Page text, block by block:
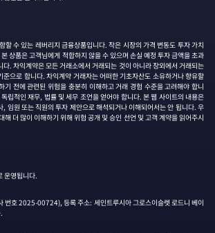
할 수 있는 레버리지 금융상품입니다. 작은 시장의 가격 변동도 투자 가치
상품은 고객님에게 적합하지 않을 수 있으며 손실 예정 투자 금액을 초과
. 차익계약은 모든 거래소에서 거래되는 것이 아니라 장외에서 거래되는
준으로 합니다. 차익계약 거래자는 어떠한 기초자산도 소유하거나 향유할
기 전에 관련된 위험을 충분히 이해하고 거래 경험 수준을 고려해야 합니
립적인 재무, 법률 및 세무 조언을 얻어야 합니다. 본 웹 사이트의 내용은
, 임원 또는 직원의 투자 제안으로 해석되거나 이해되어서는 안 됩니다. 우
해 더 많이 이해하기 위해 위험 공개 및 승인 선언 및 고객 계약을 읽어주시
운영됩니다.
호 2025-00724), 등록 주소: 세인트루시아 그로스이슬렛 로드니 베이